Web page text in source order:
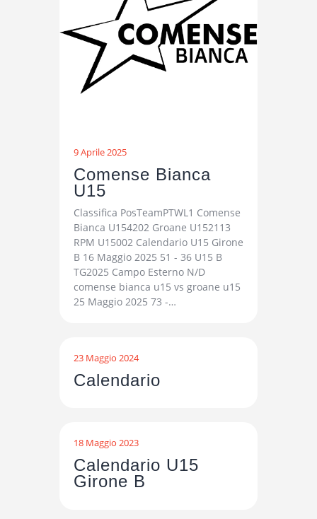
9 Aprile 2025
Comense Bianca
U15
Classifica PosTeamPTWL1 Comense
Bianca U154202 Groane U152113
RPM U15002 Calendario U15 Girone
B 16 Maggio 2025 51 - 36 U15 B
TG2025 Campo Esterno N/D
comense bianca u15 vs groane u15
25 Maggio 2025 73 -…
23 Maggio 2024
Calendario
18 Maggio 2023
Calendario U15
Girone B